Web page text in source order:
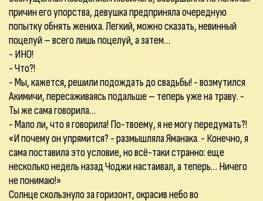
причин его упорства, девушка предприняла очередную
попытку обнять жениха. Легкий, можно сказать, невинный
поцелуй – всего лишь поцелуй, а затем…
- ИНО!
- Что?!
- Мы, кажется, решили подождать до свадьбы! - возмутился
Акимичи, пересаживаясь подальше – теперь уже на траву. -
Ты же сама говорила…
- Мало ли, что я говорила! По-твоему, я не могу передумать?!
«И почему он упрямится? - размышляла Яманака. - Конечно, я
сама поставила это условие, но всё-таки странно: еще
несколько недель назад Чоджи настаивал, а теперь… Ничего
не понимаю!»
Солнце скользнуло за горизонт, окрасив небо во